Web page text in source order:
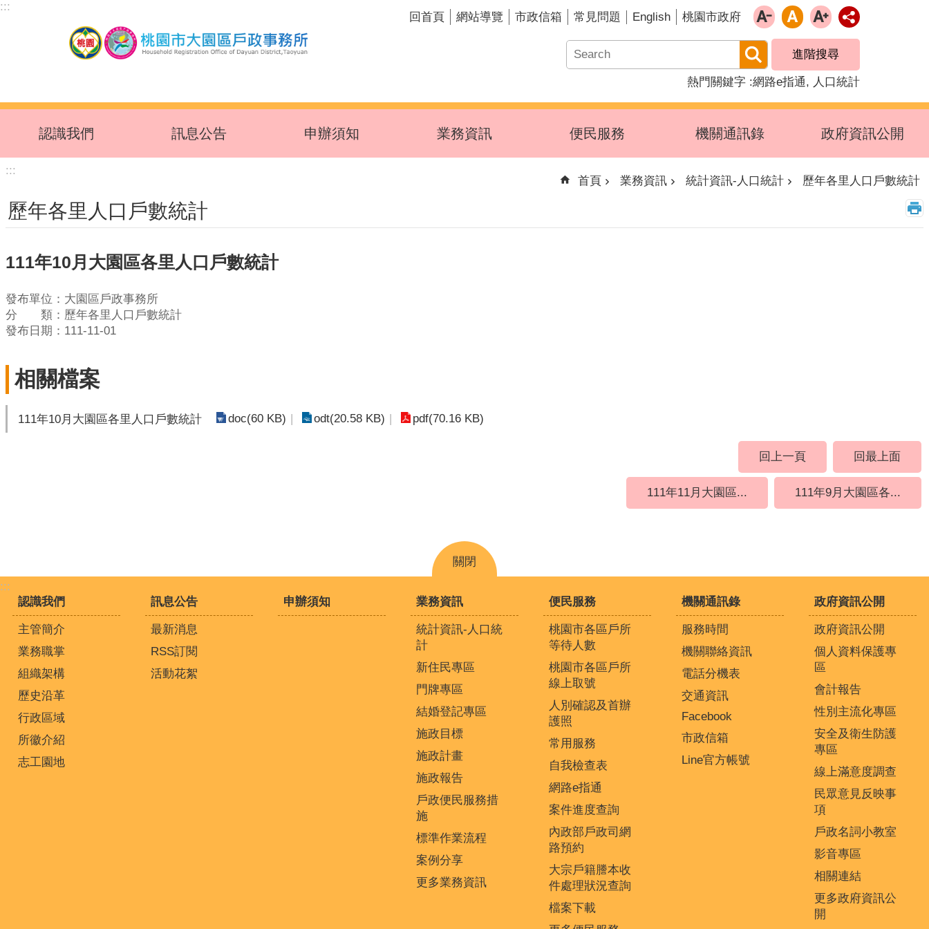
跳到主要內容區塊
:::
回首頁 網站導覽 市政信箱 常見問題 English 桃園市政府
進階搜尋
熱門關鍵字 網路e指通 人口統計
認識我們 訊息公告 申辦須知 業務資訊 便民服務 機關通訊錄 政府資訊公開
:::
首頁 業務資訊 統計資訊-人口統計 歷年各里人口戶數統計
歷年各里人口戶數統計
111年10月大園區各里人口戶數統計
發布單位：大園區戶政事務所
分 類：歷年各里人口戶數統計
發布日期：111-11-01
相關檔案
111年10月大園區各里人口戶數統計 doc(60 KB) odt(20.58 KB) pdf(70.16 KB)
回上一頁 回最上面
111年11月大園區... 111年9月大園區各...
關閉
:::
認識我們
主管簡介
業務職掌
組織架構
歷史沿革
行政區域
所徽介紹
志工園地
訊息公告
最新消息
RSS訂閱
活動花絮
申辦須知 業務資訊
統計資訊-人口統
計
新住民專區
門牌專區
結婚登記專區
施政目標
施政計畫
施政報告
戶政便民服務措
施
標準作業流程
案例分享
更多業務資訊
便民服務
桃園市各區戶所
等待人數
桃園市各區戶所
線上取號
人別確認及首辦
護照
常用服務
自我檢查表
網路e指通
案件進度查詢
內政部戶政司網
路預約
大宗戶籍謄本收
件處理狀況查詢
檔案下載
機關通訊錄
服務時間
機關聯絡資訊
電話分機表
交通資訊
Facebook
市政信箱
Line官方帳號
政府資訊公開
政府資訊公開
個人資料保護專
區
會計報告
性別主流化專區
安全及衛生防護
專區
線上滿意度調查
民眾意見反映事
項
戶政名詞小教室
影音專區
相關連結
更多政府資訊公
開